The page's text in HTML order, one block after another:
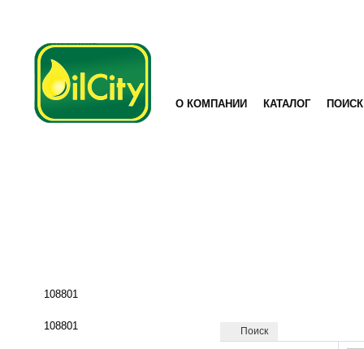
О КОМПАНИИ КАТАЛОГ ПОИСК
Поиск